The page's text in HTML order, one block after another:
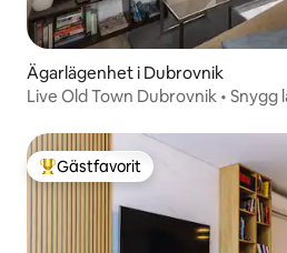
Ägarlägenhet i Dubrovnik
Live Old Town Dubrovnik •
Populär gästfavorit
Gästfavorit